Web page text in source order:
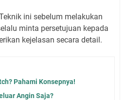
ini sebelum melakukan
minta persetujuan kepada
kejelasan secara detail.
Pahami Konsepnya!
Angin Saja?